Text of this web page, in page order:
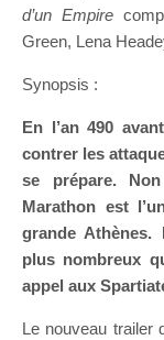
d’un Empire
Green, Lena
Synopsis :
En l’an 490
contrer les
se prépare.
Marathon est
grande Athènes.
plus nombreux
appel aux
Le nouveau trailer